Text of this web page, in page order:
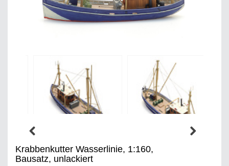
Krabbenkutter Wasserlinie, 1:160,
Bausatz, unlackiert